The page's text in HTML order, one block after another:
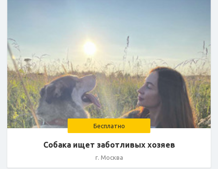
Бесплатно
Собака ищет заботливых хозяев
г. Москва